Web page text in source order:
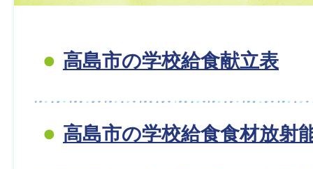
高島市の学校給食献立表
高島市の学校給食食材放射